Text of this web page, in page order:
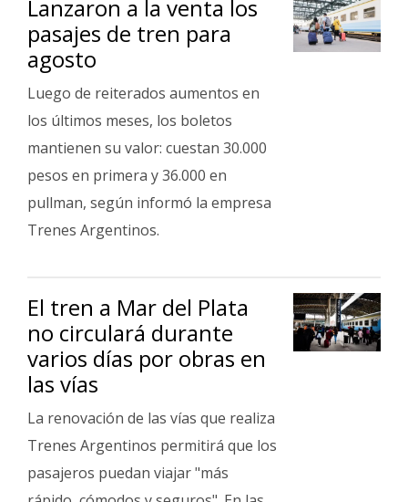
Fúnebres
Lanzaron a la venta los
pasajes de tren para
agosto
Luego de reiterados aumentos en
los últimos meses, los boletos
mantienen su valor: cuestan 30.000
pesos en primera y 36.000 en
pullman, según informó la empresa
Trenes Argentinos.
El tren a Mar del Plata
no circulará durante
varios días por obras en
las vías
La renovación de las vías que realiza
Trenes Argentinos permitirá que los
pasajeros puedan viajar "más